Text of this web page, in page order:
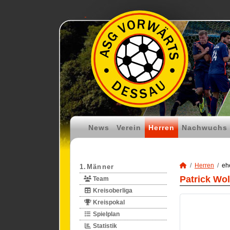
News Verein Herren Nachwuchs
1.Männer
Team
Kreisoberliga
Kreispokal
Spielplan
Statistik
Herren
Patrick